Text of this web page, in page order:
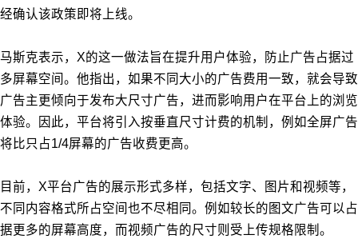
经确认该政策即将上线。
马斯克表示，X的这一做法旨在提升用户体验，防止广告占据过
多屏幕空间。他指出，如果不同大小的广告费用一致，就会导致
广告主更倾向于发布大尺寸广告，进而影响用户在平台上的浏览
体验。因此，平台将引入按垂直尺寸计费的机制，例如全屏广告
将比只占1/4屏幕的广告收费更高。
目前，X平台广告的展示形式多样，包括文字、图片和视频等，
不同内容格式所占空间也不尽相同。例如较长的图文广告可以占
据更多的屏幕高度，而视频广告的尺寸则受上传规格限制。